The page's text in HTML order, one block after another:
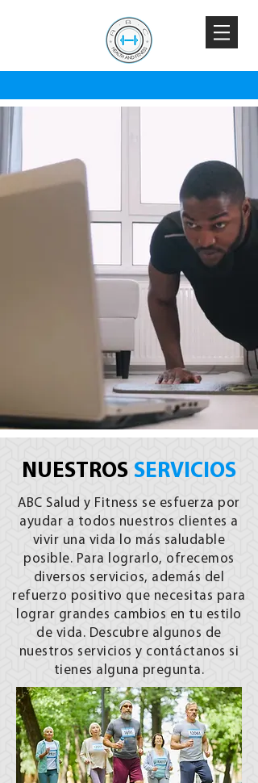
NUESTROS SERVICIOS
ABC Salud y Fitness se esfuerza por
ayudar a todos nuestros clientes a
vivir una vida lo más saludable
posible. Para lograrlo, ofrecemos
diversos servicios, además del
refuerzo positivo que necesitas para
lograr grandes cambios en tu estilo
de vida. Descubre algunos de
nuestros servicios y contáctanos si
tienes alguna pregunta.